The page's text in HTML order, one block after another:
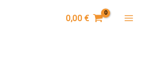
0,00€